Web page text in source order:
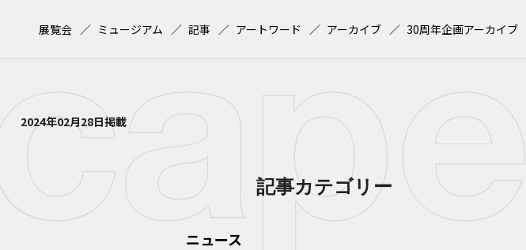
展覧会 ミュージアム 記事 アートワード アーカイブ 30周年企画アーカイブ
2024年02月28日掲載
記事カテゴリー
ニュース